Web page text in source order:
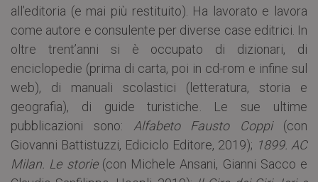
all’editoria (e mai più restituito). Ha lavorato e lavora
come autore e consulente per diverse case editrici. In
oltre trent’anni si è occupato di dizionari, di
enciclopedie (prima di carta, poi in cd-rom e infine sul
web), di manuali scolastici (letteratura, storia e
geografia), di guide turistiche. Le sue ultime
pubblicazioni sono: Alfabeto Fausto Coppi(con
Giovanni Battistuzzi, Ediciclo Editore, 2019); 1899. AC
Milan. Le storie(con Michele Ansani, Gianni Sacco e